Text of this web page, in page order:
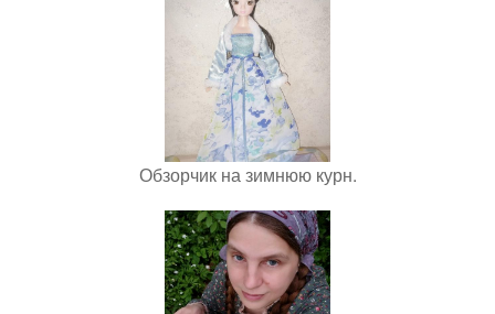
Обзорчик на зимнюю курн.